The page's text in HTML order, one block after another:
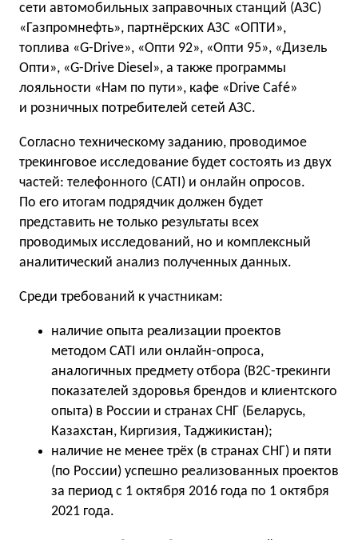
сети автомобильных заправочных станций (АЗС)
«Газпромнефть», партнёрских АЗС «ОПТИ»,
топлива «G-Drive», «Опти 92», «Опти 95», «Дизель
Опти», «G-Drive Diesel», а также программы
лояльности «Нам по пути», кафе «Drive Café»
и розничных потребителей сетей АЗС.
Согласно техническому заданию, проводимое
трекинговое исследование будет состоять из двух
частей: телефонного (CATI) и онлайн опросов.
По его итогам подрядчик должен будет
представить не только результаты всех
проводимых исследований, но и комплексный
аналитический анализ полученных данных.
Среди требований к участникам:
наличие опыта реализации проектов
методом CATI или онлайн-опроса,
аналогичных предмету отбора (В2С-трекинги
показателей здоровья брендов и клиентского
опыта) в России и странах СНГ (Беларусь,
Казахстан, Киргизия, Таджикистан);
наличие не менее трёх (в странах СНГ) и пяти
(по России) успешно реализованных проектов
за период с 1 октября 2016 года по 1 октября
2021 года.